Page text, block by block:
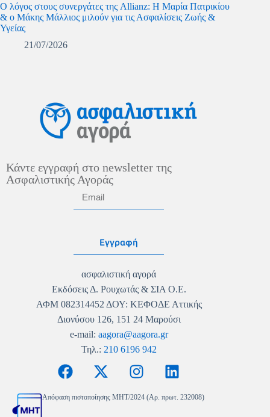
O λόγος στους συνεργάτες της Allianz: Η Μαρία Πατρικίου
& ο Μάκης Μάλλιος μιλούν για τις Ασφαλίσεις Ζωής &
Υγείας
21/07/2026
Κάντε εγγραφή στο newsletter της
Ασφαλιστικής Αγοράς
Εγγραφή
ασφαλιστική αγορά
Εκδόσεις Δ. Ρουχωτάς & ΣΙΑ Ο.Ε.
ΑΦΜ 082314452 ΔΟΥ: ΚΕΦΟΔΕ Αττικής
Διονύσου 126, 151 24 Μαρούσι
e-mail: aagora@aagora.gr
Τηλ.: 210 6196 942
Απόφαση πιστοποίησης MHT/2024 (Αρ. πρωτ. 232008)